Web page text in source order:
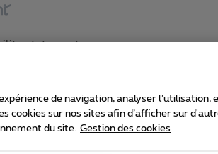
statement
de navigation, analyser
sur nos sites afin d’afficher sur
du site. Gestion des cookies